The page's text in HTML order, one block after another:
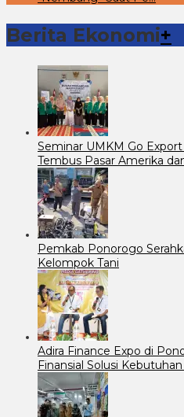
Berita Ekonomi+
Seminar UMKM Go Export
Tembus Pasar Amerika
Pemkab Ponorogo
Kelompok Tani
Adira Finance Expo di
Finansial Solusi